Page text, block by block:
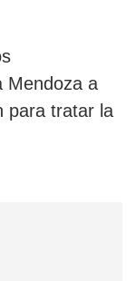
Mendoza a
para tratar la